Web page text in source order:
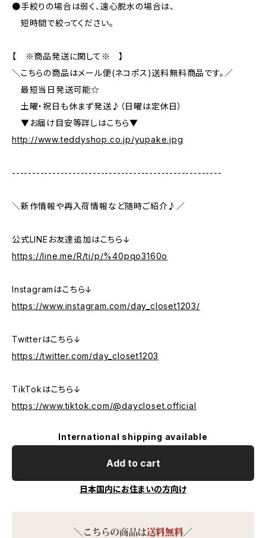
●手絞りの場合は弱く、遠心脱水の場合は、
短時間で絞ってください。
【 ※商品発送に関して※ 】
＼こちらの商品はメール便(ネコポス)送料無料商品です。／
最短当日発送可能☆
土曜・祝日も休まず発送♪（日曜は定休日）
▼お届け目安等詳しはこちら▼
http://www.teddyshop.co.jp/yupake.jpg
----------------------------------------------------
＼新作情報や再入荷情報など随時ご紹介♪／
公式LINEお友達追加はこちら↓
https://line.me/R/ti/p/%40pqo3160o
Instagramはこちら↓
https://www.instagram.com/day_closet1203/
Twitterはこちら↓
https://twitter.com/day_closet1203
TikTokはこちら↓
https://www.tiktok.com/@daycloset.official
International shipping available
Add to cart
日本国内にお住まいの方向け